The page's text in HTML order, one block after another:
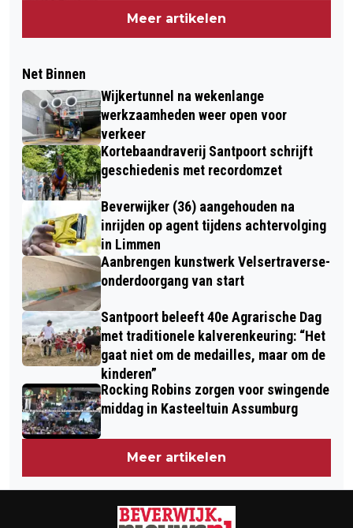
Meer artikelen
Net Binnen
Wijkertunnel na wekenlange
werkzaamheden weer open voor
verkeer
Kortebaandraverij Santpoort schrijft
geschiedenis met recordomzet
Beverwijker (36) aangehouden na
inrijden op agent tijdens achtervolging
in Limmen
Aanbrengen kunstwerk Velsertraverse-
onderdoorgang van start
Santpoort beleeft 40e Agrarische Dag
met traditionele kalverenkeuring: “Het
gaat niet om de medailles, maar om de
kinderen”
Rocking Robins zorgen voor swingende
middag in Kasteeltuin Assumburg
Meer artikelen